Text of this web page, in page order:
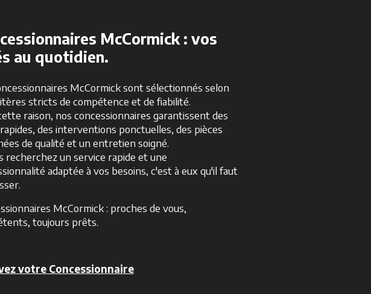
McCormick : vos
au quotidien.
McCormick sont sélectionnés selon
stricts de compétence et de fiabilité.
raison, nos concessionnaires garantissent des
des interventions ponctuelles, des pièces
de qualité et un entretien soigné.
recherchez un service rapide et une
adaptée à vos besoins, c'est à eux qu'il faut
McCormick : proches de vous,
toujours prêts.
votre Concessionnaire